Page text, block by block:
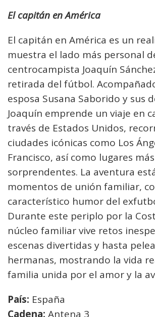
El capitán en América
El capitán en América es un
muestra el lado más personal
centrocampista Joaquín
retirada del fútbol.
esposa Susana Saborido y sus
Joaquín emprende un viaje en
través de Estados Unidos,
ciudades icónicas como Los
Francisco, así como lugares
sorprendentes. La aventura
momentos de unión familiar,
característico humor del
Durante este periplo por la
núcleo familiar vive retos
escenas divertidas y hasta
hermanas, mostrando la vida
familia unida por el amor y la
País: España
Cadena: Antena 3